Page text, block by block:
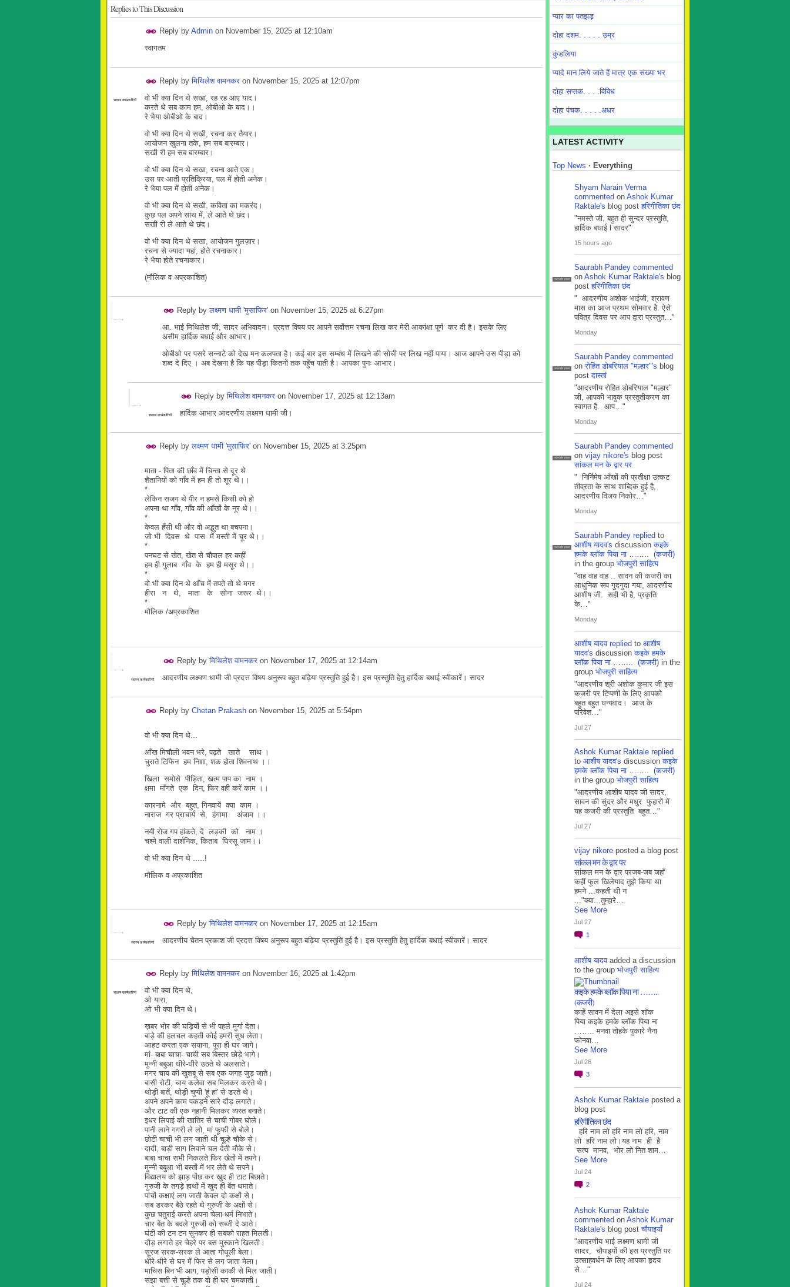
Replies to This Discussion
Reply by Admin on November 15, 2025 at 12:10am
स्वागतम
सदस्य कार्यकारिणी
Reply byमिथिलेश वामनकर on November 15, 2025 at 12:07pm
वो भी क्या दिन थे सखा, रह रह आए याद।
करते थे सब काम हम, ओबीओ के बाद।।
रे भैया ओबीओ के बाद।
वो भी क्या दिन थे सखी, रचना कर तैयार।
आयोजन खुलना तके, हम सब बारम्बार।
सखी री हम सब बारम्बार।
वो भी क्या दिन थे सखा, रचना आते एक।
उस पर आती प्रतिक्रिया, पल में होती अनेक।
रे भैया पल में होती अनेक।
वो भी क्या दिन थे सखी, कविता का मकरंद।
कुछ पल अपने साथ में, ले आते थे छंद।
सखी री ले आते थे छंद।
वो भी क्या दिन थे सखा, आयोजन गुलज़ार।
रचना से ज्यादा यहां, होते रचनाकार।
रे भैया होते रचनाकार।
(मौलिक व अप्रकाशित)
Reply byलक्ष्मण धामी 'मुसाफिर' on November 15, 2025 at 6:27pm
आ. भाई मिथिलेश जी, सादर अभिवादन। प्रदत्त विषय पर आपने सर्वोत्तम रचना लिख कर मेरी आकांक्षा पूर्ण कर दी है। इसके लिए
असीम हार्दिक बधाई और आभार।
ओबीओ पर पसरे सन्नाटे को देख मन कलपता है। कई बार इस सम्बंध में लिखने की सोची पर लिख नहीं पाया। आज आपने उस पीड़ा को
शब्द दे दिए । अब देखना है कि यह पीड़ा कितनों तक पहुँच पाती है। आपका पुनः आभार।
सदस्य कार्यकारिणी
Reply byमिथिलेश वामनकर on November 17, 2025 at 12:13am
हार्दिक आभार आदरणीय लक्ष्मण धामी जी।
Reply byलक्ष्मण धामी 'मुसाफिर' on November 15, 2025 at 3:25pm
माता - पिता की छाँव में चिन्ता से दूर थे
शैतानियों को गाँव में हम ही तो शूर थे।।
*
लेकिन सजग थे पीर न हमसे किसी को हो
अपना था गाँव, गाँव की आँखों के नूर थे।।
*
केवल हँसी थी और वो अद्भुत था बचपना।
जो भी दिवस थे पास में मस्ती में चूर थे।।
*
पनघट से खेत, खेत से चौपाल हर कहीं
हम ही गुलाब गाँव के हम ही मसूर थे।।
*
वो भी क्या दिन थे आँच में तपते तो थे मगर
हीरा न थे, माता के सोना जरूर थे।।
*
मौलिक /अप्रकाशित
सदस्य कार्यकारिणी
Reply byमिथिलेश वामनकर on November 17, 2025 at 12:14am
आदरणीय लक्ष्मण धामी जी प्रदत्त विषय अनुरूप बहुत बढ़िया प्रस्तुति हुई है। इस प्रस्तुति हेतु हार्दिक बधाई स्वीकारें। सादर
Reply by Chetan Prakash on November 15, 2025 at 5:54pm
वो भी क्या दिन थे...
आँख मिचौली भवन भरे, पढ़ते खाते साथ ।
चुराते टिफिन हम निशा, शक होता शिवनाथ ।।
खिला समोसे पीड़िता, खत्म पाप का नाम ।
क्षमा माँगते एक दिन, फिर वही करें काम ।।
कारनामे और बहुत, गिनवायें क्या काम ।
नाराज गर प्राचार्य से, हंगामा अंजाम ।।
नयी रोज गप हांकते, दें लड़की को नाम ।
चश्मे वाली दार्शनिक, किताब घिस्सू जाम।।
वो भी क्या दिन थे .....!
मौलिक व अप्रकाशित
सदस्य कार्यकारिणी
Reply byमिथिलेश वामनकर on November 17, 2025 at 12:15am
आदरणीय चेतन प्रकाश जी प्रदत्त विषय अनुरूप बहुत बढ़िया प्रस्तुति हुई है। इस प्रस्तुति हेतु हार्दिक बधाई स्वीकारें। सादर
सदस्य कार्यकारिणी
Reply byमिथिलेश वामनकर on November 16, 2025 at 1:42pm
वो भी क्या दिन थे,
ओ यारा,
ओ भी क्या दिन थे।
ख़बर भोर की घड़ियों से भी पहले मुर्गा देता।
बाड़े की हलचल कहती कोई हमरी सुध लेता।
आहट करता एक सयाना, पूरा ही घर जागे।
मां- बाबा चाचा- चाची सब बिस्तर छोड़े भागे।
मुन्नी बबुआ धीरे-धीरे उठते थे अलसाते।
मगर चाय की खुशबू से सब एक जगह जुड़ जाते।
बासी रोटी, चाय कलेवा सब मिलकर करते थे।
थोड़ी बातें, थोड़ी चुप्पी 'हूं हां' से डरते थे।
अपने अपने काम पकड़ने सारे दौड़ लगाते।
और टाट की एक नहानी मिलकर व्यस्त बनाते।
इधर लिपाई की खातिर से चाची गोबर घोले।
पानी लाने गगरी ले लो, मां फूफी से बोले।
छोटी चाची भी लग जाती थी चूल्हे चौके से।
दादी, बाड़ी साग लिवाने चल देती मौके से।
बाबा चाचा सभी निकलते फिर खेतों में तपने।
मुन्नी बबुआ भी बस्तों में भर लेते थे सपने।
विद्यालय को झाड़ पोंछ कर खुद ही टाट बिछाते।
गुरुजी के तगड़े हाथों में खुद ही बेंत थमाते।
पांचों कक्षाएं लग जाती केवल दो कक्षों से।
सब डरकर बैठे रहते थे गुरुजी के अक्षों से।
कुछ चतुराई करते अपना चेला-धर्म निभाते।
चार बेंत के बदले गुरुजी को सब्जी दे आते।
घंटी की टन टन सुनकर ही सबको राहत मिलती।
दौड़ लगाते हर चेहरे पर बस मुस्काने खिलती।
सूरज सरक-सरक ले आता गोधूली बेला।
धीरे-धीरे से घर में फिर से लग जाता मेला।
माचिस बिन भी आग, पड़ोसी काकी से मिल जाती।
संझा बत्ती से चूल्हे तक वो ही घर चमकाती।
प्यार का पतझड़
दोहा दशम. . . . . उम्र
कुंडलिया
प्यादे मान लिये जाते हैं मात्र एक संख्या भर
दोहा सप्तक. . . .विविध
दोहा पंचक. . . . .अधर
LATEST ACTIVITY
Top News · Everything
Shyam Narain Verma
commented on Ashok Kumar
Raktale's blog postहरिगीतिका छंद
"नमस्ते जी, बहुत ही सुन्दर प्रस्तुति,
हार्दिक बधाई l सादर"
15 hours ago
सदस्य टीम प्रबंधन
Saurabh Pandey commented
on Ashok Kumar Raktale's blog
postहरिगीतिका छंद
" आदरणीय अशोक भाईजी, श्रावण
मास का आज प्रथम सोमवार है. ऐसे
पवित्र दिवस पर आप द्वारा प्रस्तुत…"
Monday
सदस्य टीम प्रबंधन
Saurabh Pandey commented
onरोहित डोबरियाल "मल्हार"'s blog
postदास्तां
"आदरणीय रोहित डोबरियाल "मल्हार"
जी, आपकी भावुक प्रस्तुतीकरण का
स्वागत है. आप…"
Monday
सदस्य टीम प्रबंधन
Saurabh Pandey commented
on vijay nikore's blog post
सांकल मन के द्वार पर
" निर्निमेष आँखों की प्रतीक्षा उत्कट
तीव्रता के साथ शाब्दिक हुई है,
आदरणीय विजय निकोर…"
Monday
सदस्य टीम प्रबंधन
Saurabh Pandey replied to
आशीष यादव's discussionकइके
हमके ब्लाॅक पिया ना …….. (कजरी)
in the group भोजपुरी साहित्य
"वाह वाह वाह .. सावन की कजरी का
आधुनिक रूप गुदगुदा गया, आदरणीय
आशीष जी. सही भी है, प्रकृति
के…"
Monday
आशीष यादव replied to आशीष
यादव's discussionकइके हमके
ब्लाॅक पिया ना …….. (कजरी) in the
group भोजपुरी साहित्य
"आदरणीय श्री अशोक कुमार जी इस
कजरी पर टिप्पणी के लिए आपको
बहुत बहुत धन्यवाद। आज के
परिवेश…"
Jul 27
Ashok Kumar Raktale replied
to आशीष यादव's discussionकइके
हमके ब्लाॅक पिया ना …….. (कजरी)
in the group भोजपुरी साहित्य
"आदरणीय आशीष यादव जी सादर,
सावन की सुंदर और मधुर फुहारों में
यह कजरी की प्रस्तुति बहुत…"
Jul 27
vijay nikore posted a blog post
सांकल मन के द्वार पर
सांकल मन के द्वार परजब-जब जहाँ
कहीं फूल खिलेयाद तुझे किया था
हमने ...कहती थी न
..."क्या...तुम्हारे…
See More
Jul 27
1
आशीष यादवadded a discussion
to the group भोजपुरी साहित्य
कइके हमके ब्लाॅक पिया ना ……..
(कजरी)
काहें सावन में देला अइसे शॉक
पिया कइके हमके ब्लाॅक पिया ना
…….. मनवा तोहके पुकारे नैना
फोनवा…
See More
Jul 26
3
Ashok Kumar Raktale posted a
blog post
हरिगीतिका छंद
हरि नाम लो हरि नाम लो हरि, नाम
लो हरि नाम लो।यह नाम ही है
सत्य मानव, भोर लो नित शाम…
See More
Jul 24
2
Ashok Kumar Raktale
commented on Ashok Kumar
Raktale's blog postचौपाइयाँ
"आदरणीय भाई लक्ष्मण धामी जी
सादर, चौपाइयों की इस प्रस्तुति पर
उत्साहवर्धन के लिए आपका हृदय
से…"
Jul 24